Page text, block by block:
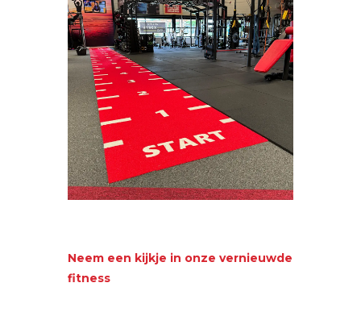
Neem een kijkje in onze vernieuwde
fitness